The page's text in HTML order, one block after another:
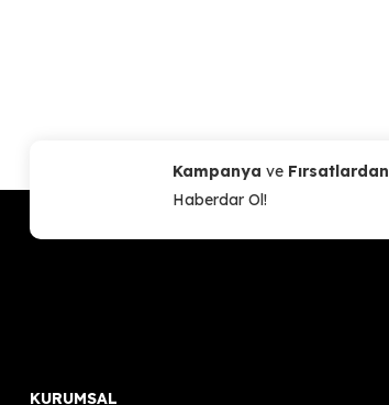
Kampanya ve Fırsatlardan
Haberdar Ol!
KURUMSAL